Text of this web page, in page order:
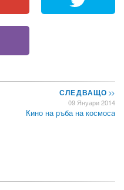
СЛЕДВАЩО>>
09 Януари 2014
Кино на ръба на космоса